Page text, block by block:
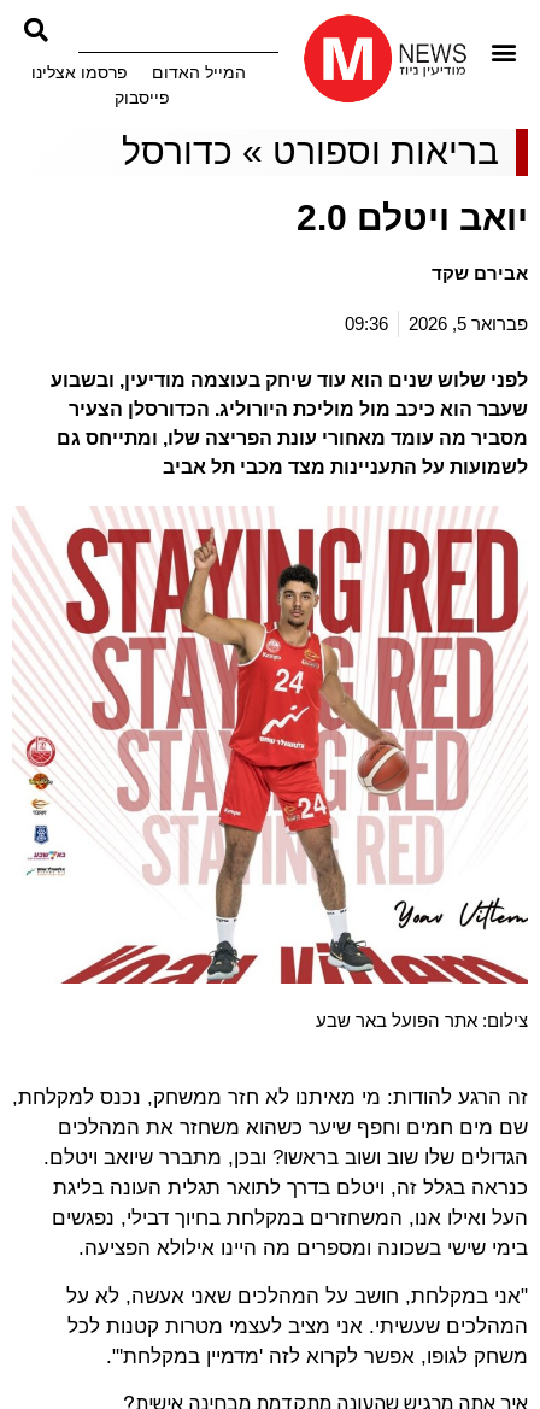
המייל האדום
פרסמו אצלינו
פייסבוק
בריאות וספורט » כדורסל
יואב ויטלם 2.0
אבירם שקד
פברואר 5, 2026 09:36
לפני שלוש שנים הוא עוד שיחק בעוצמה מודיעין, ובשבוע
שעבר הוא כיכב מול מוליכת היורוליג. הכדורסלן הצעיר
מסביר מה עומד מאחורי עונת הפריצה שלו, ומתייחס גם
לשמועות על התעניינות מצד מכבי תל אביב
צילום: אתר הפועל באר שבע
זה הרגע להודות: מי מאיתנו לא חזר ממשחק, נכנס למקלחת,
שם מים חמים וחפף שיער כשהוא משחזר את המהלכים
הגדולים שלו שוב ושוב בראשו? ובכן, מתברר שיואב ויטלם.
כנראה בגלל זה, ויטלם בדרך לתואר תגלית העונה בליגת
העל ואילו אנו, המשחזרים במקלחת בחיוך דבילי, נפגשים
בימי שישי בשכונה ומספרים מה היינו אילולא הפציעה.
"אני במקלחת, חושב על המהלכים שאני אעשה, לא על
המהלכים שעשיתי. אני מציב לעצמי מטרות קטנות לכל
משחק לגופו, אפשר לקרוא לזה 'מדמיין במקלחת'".
איך אתה מרגיש שהעונה מתקדמת מבחינה אישית?